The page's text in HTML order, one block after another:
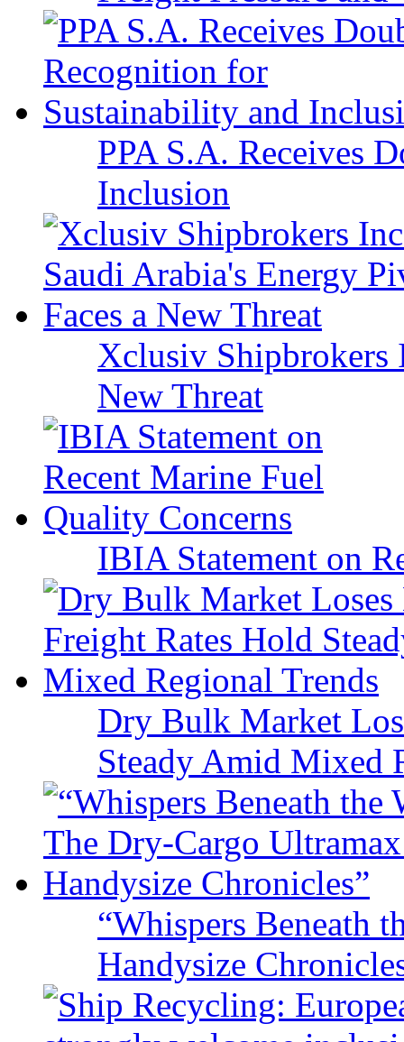
PPA S.A. Receives
Inclusion
Xclusiv Shipbrokers
New Threat
IBIA Statement on
Dry Bulk Market
Steady Amid Mixed
“Whispers Beneath
Handysize